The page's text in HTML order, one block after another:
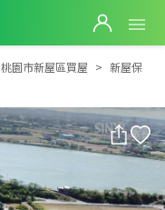
新屋保安路二段低總價土地
桃園市新屋區買屋
新屋保